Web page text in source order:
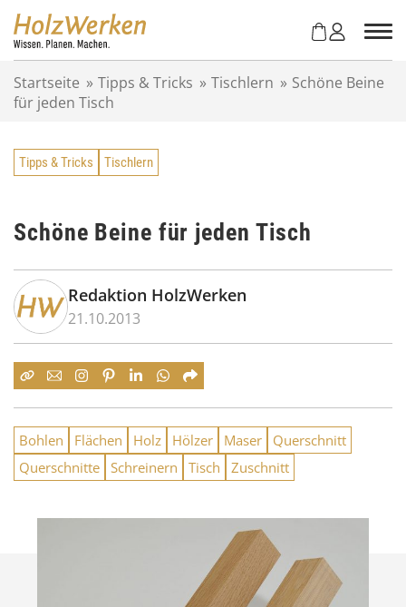
Startseite » Tipps & Tricks » Tischlern » Schöne Beine
für jeden Tisch
Tipps & Tricks Tischlern
Schöne Beine für jeden Tisch
Redaktion HolzWerken
21.10.2013
Bohlen Flächen Holz Hölzer Maser
Querschnitt
Querschnitte Schreinern Tisch Zuschnitt